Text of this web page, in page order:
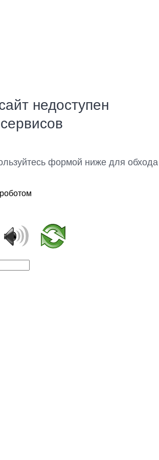
недоступен
формой ниже для обхода